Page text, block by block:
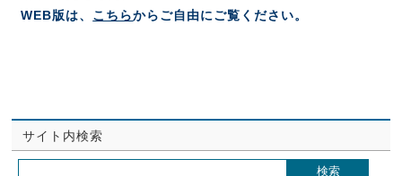
WEB版は、 こちらからご自由にご覧ください。
サイト内検索